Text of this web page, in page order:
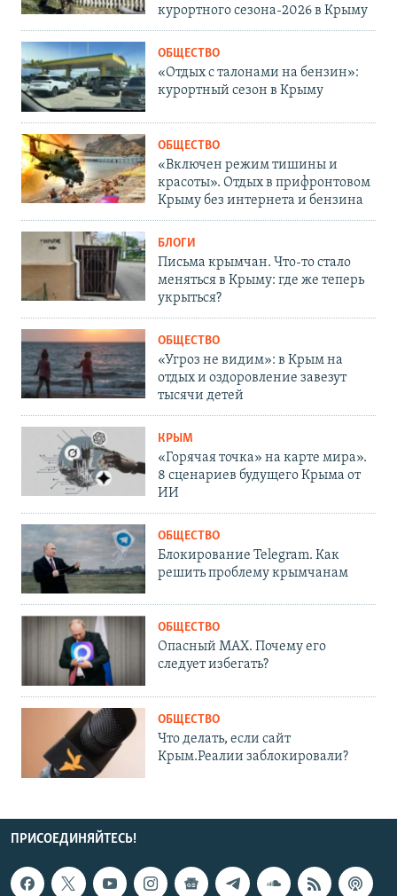
курортного сезона-2026 в Крыму
ОБЩЕСТВО
«Отдых с талонами на бензин»:
курортный сезон в Крыму
ОБЩЕСТВО
«Включен режим тишины и
красоты». Отдых в прифронтовом
Крыму без интернета и бензина
БЛОГИ
Письма крымчан. Что-то стало
меняться в Крыму: где же теперь
укрыться?
ОБЩЕСТВО
«Угроз не видим»: в Крым на
отдых и оздоровление завезут
тысячи детей
КРЫМ
«Горячая точка» на карте мира».
8 сценариев будущего Крыма от
ИИ
ОБЩЕСТВО
Блокирование Telegram. Как
решить проблему крымчанам
ОБЩЕСТВО
Опасный MAX. Почему его
следует избегать?
ОБЩЕСТВО
Что делать, если сайт
Крым.Реалии заблокировали?
ПРИСОЕДИНЯЙТЕСЬ!